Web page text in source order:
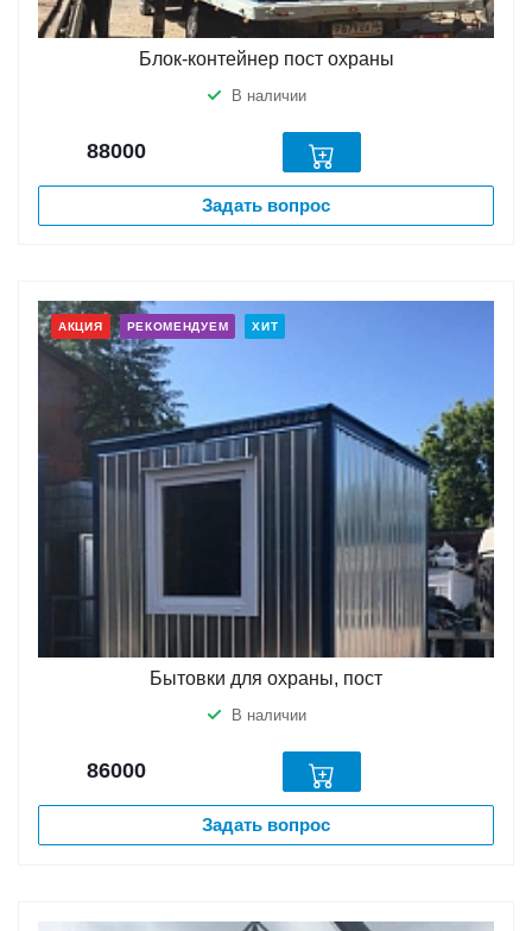
Блок-контейнер пост охраны
В наличии
88000
Задать вопрос
АКЦИЯ РЕКОМЕНДУЕМ ХИТ
Бытовки для охраны, пост
В наличии
86000
Задать вопрос